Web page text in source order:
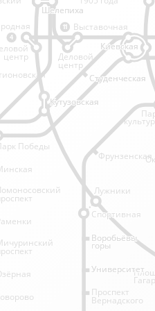
4
11
Лужники
центр
Шелепиха
Шелепиха
Победы
Спортивная
Спортивная
Фрунзенская
Выставочная
Проспект
Вернадского
Деловой
центр
Киевская
Киевская
Студенческая
Студенческая
Кутузовская
Кутузовская
Воробьёвы
горы
Воробьёвы
горы
Университет
Университет